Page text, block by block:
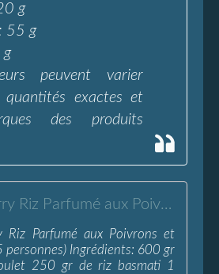
g
55 g
g
peuvent varier
quantités exactes et
des produits
Poulet au Curry Riz Parfumé aux Poivrons et Amandes - L'Eau à la Bouche
Riz Parfumé aux Poivrons et
personnes) Ingrédients: 600 gr
250 gr de riz basmati 1